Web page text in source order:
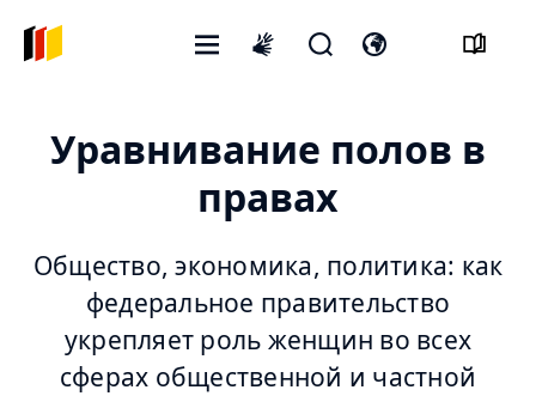
Уравнивание полов в
правах
Общество, экономика, политика: как
федеральное правительство
укрепляет роль женщин во всех
сферах общественной и частной